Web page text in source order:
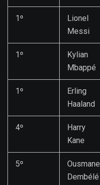
1º
Lionel
Messi
1º
Kylian
Mbappé
1º
Erling
Haaland
4º
Harry
Kane
5º
Ousmane
Dembélé